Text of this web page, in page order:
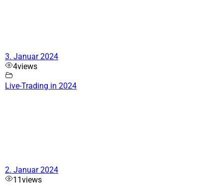
3. Januar 2024
4views
Live-Trading in 2024
2. Januar 2024
11views